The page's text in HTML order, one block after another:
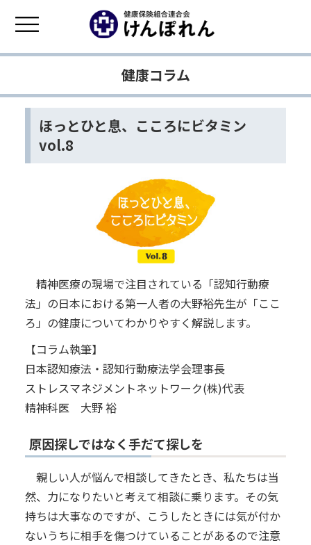
健康コラム
ほっとひと息、こころにビタミン
vol.8
精神医療の現場で注目されている「認知行動療
法」の日本における第一人者の大野裕先生が「ここ
ろ」の健康についてわかりやすく解説します。
【コラム執筆】
日本認知療法・認知行動療法学会理事長
ストレスマネジメントネットワーク(株)代表
精神科医 大野 裕
原因探しではなく手だて探しを
親しい人が悩んで相談してきたとき、私たちは当
然、力になりたいと考えて相談に乗ります。その気
持ちは大事なのですが、こうしたときには気が付か
ないうちに相手を傷つけていることがあるので注意